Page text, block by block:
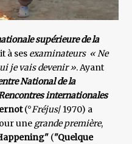
supérieure de la
à ses examinateurs « Ne
je vais devenir ». Ayant
National de la
internationales
(°Fréjus/ 1970) a
une grande première,
("Quelque